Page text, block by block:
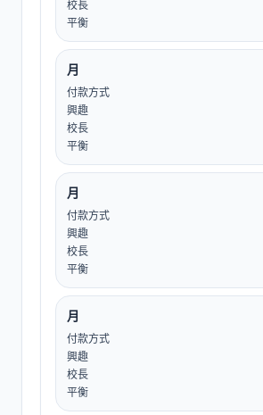
校長
平衡
月
付款方式
興趣
校長
平衡
月
付款方式
興趣
校長
平衡
月
付款方式
興趣
校長
平衡